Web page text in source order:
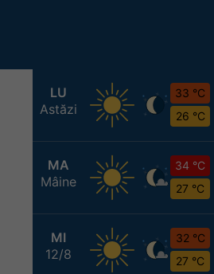
LU
Astăzi
33 °C
26 °C
MA
Mâine
34 °C
27 °C
MI
12/8
32 °C
27 °C